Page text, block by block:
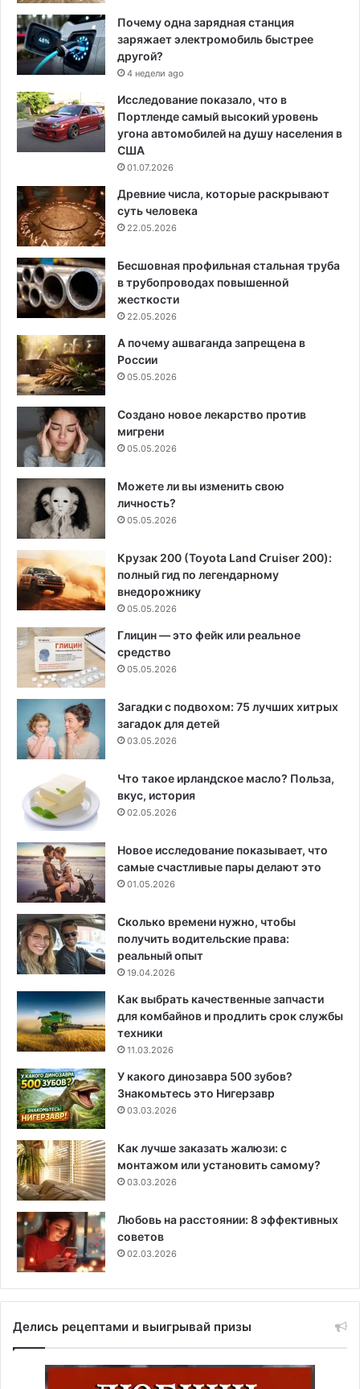
Почему одна зарядная станция
заряжает электромобиль быстрее
другой?
4 недели ago
Исследование показало, что в
Портленде самый высокий уровень
угона автомобилей на душу населения в
США
01.07.2026
Древние числа, которые раскрывают
суть человека
22.05.2026
Бесшовная профильная стальная труба
в трубопроводах повышенной
жесткости
22.05.2026
А почему ашваганда запрещена в
России
05.05.2026
Создано новое лекарство против
мигрени
05.05.2026
Можете ли вы изменить свою
личность?
05.05.2026
Крузак 200 (Toyota Land Cruiser 200):
полный гид по легендарному
внедорожнику
05.05.2026
Глицин — это фейк или реальное
средство
05.05.2026
Загадки с подвохом: 75 лучших хитрых
загадок для детей
03.05.2026
Что такое ирландское масло? Польза,
вкус, история
02.05.2026
Новое исследование показывает, что
самые счастливые пары делают это
01.05.2026
Сколько времени нужно, чтобы
получить водительские права:
реальный опыт
19.04.2026
Как выбрать качественные запчасти
для комбайнов и продлить срок службы
техники
11.03.2026
У какого динозавра 500 зубов?
Знакомьтесь это Нигерзавр
03.03.2026
Как лучше заказать жалюзи: с
монтажом или установить самому?
03.03.2026
Любовь на расстоянии: 8 эффективных
советов
02.03.2026
Делись рецептами и выигрывай призы